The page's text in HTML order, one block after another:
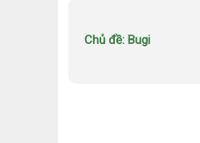
Chủ đề: Bugi